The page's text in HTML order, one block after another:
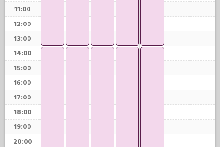
11:00
12:00
13:00
14:00
15:00
16:00
17:00
18:00
19:00
20:00